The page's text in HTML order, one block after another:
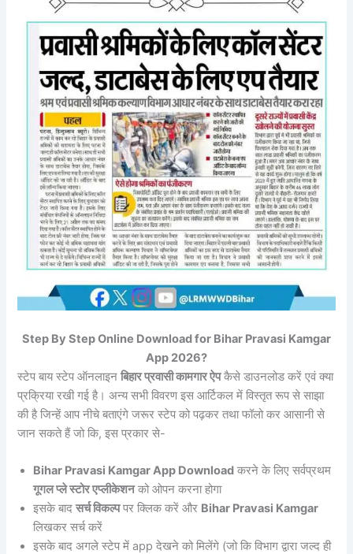
Step By Step Online Download for Bihar Pravasi Kamgar
App 2026?
स्टेप बाय स्टेप ऑनलाइनबिहार प्रवासी कामगार ऐपकैसे डाउनलोड करें एवं क्या
प्रक्रिया रखी गई है। अन्य सभी विवरण इस आर्टिकल में विस्तृत रूप से साझा
की है जिन्हें आप नीचे बताएंगे जरूर स्टेप को पढ़कर तथा फॉलो कर आसानी से
जान सकते हैं जो कि, इस प्रकार से-
Bihar Pravasi Kamgar App Download करने के लिए सर्वप्रथम
गूगल प्ले स्टोर एप्लीकेशनको ओपन करना होगा
इसके बादसर्च विकल्पपर क्लिक करें और Bihar Pravasi Kamgar
लिखकर सर्च करें
इसके बाद अगले स्टेप में app देखने को मिलेंगे (जो कि विभाग द्वारा जल्द ही